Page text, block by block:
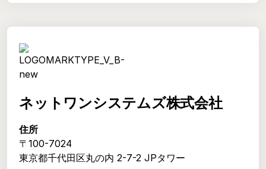
ネットワンシステムズ株式会社
住所
〒100-7024
東京都千代田区丸の内 2-7-2 JPタワー